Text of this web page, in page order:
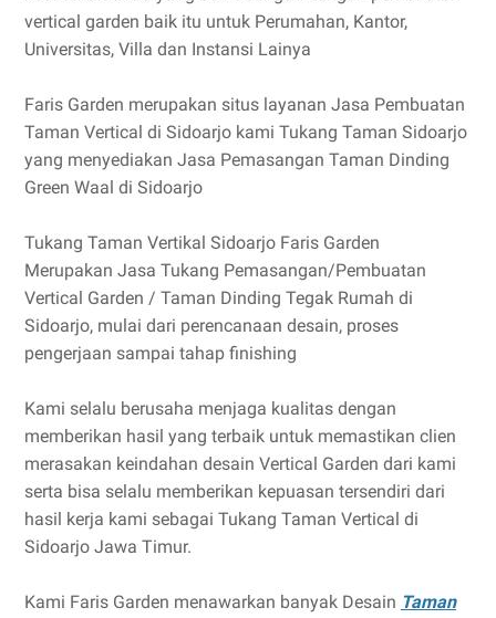
vertical garden baik itu untuk Perumahan, Kantor,
Universitas, Villa dan Instansi Lainya
Faris Garden merupakan situs layanan Jasa Pembuatan
Taman Vertical di Sidoarjo kami Tukang Taman Sidoarjo
yang menyediakan Jasa Pemasangan Taman Dinding
Green Waal di Sidoarjo
Tukang Taman Vertikal Sidoarjo Faris Garden
Merupakan Jasa Tukang Pemasangan/Pembuatan
Vertical Garden / Taman Dinding Tegak Rumah di
Sidoarjo, mulai dari perencanaan desain, proses
pengerjaan sampai tahap finishing
Kami selalu berusaha menjaga kualitas dengan
memberikan hasil yang terbaik untuk memastikan clien
merasakan keindahan desain Vertical Garden dari kami
serta bisa selalu memberikan kepuasan tersendiri dari
hasil kerja kami sebagai Tukang Taman Vertical di
Sidoarjo Jawa Timur.
Kami Faris Garden menawarkan banyak Desain Taman